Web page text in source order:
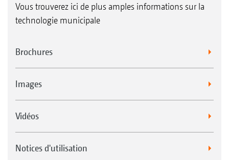
Vous trouverez ici de plus amples informations sur la
technologie municipale
Brochures
Images
Vidéos
Notices d'utilisation